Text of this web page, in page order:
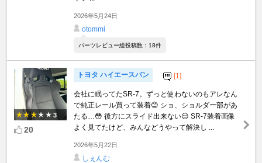
2026年5月24日
otommi
パーツレビュー総投稿数：18件
3
20
トヨタ ハイエースバン [1]
会社に眠ってたSR-7。ずっと使わないのもアレなん
で純正レール買って装着😊 ショ、ショルダー部があ
たる…😳 後方にスライド出来ない😑 SR-7装着画像
よく見てたけど、みんなどうやって解決し ...
2026年5月22日
しぇんむ